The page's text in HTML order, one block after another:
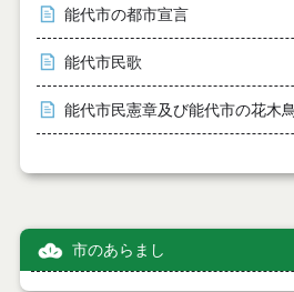
能代市の都市宣言
能代市民歌
能代市民憲章及び能代市の花木
市のあらまし